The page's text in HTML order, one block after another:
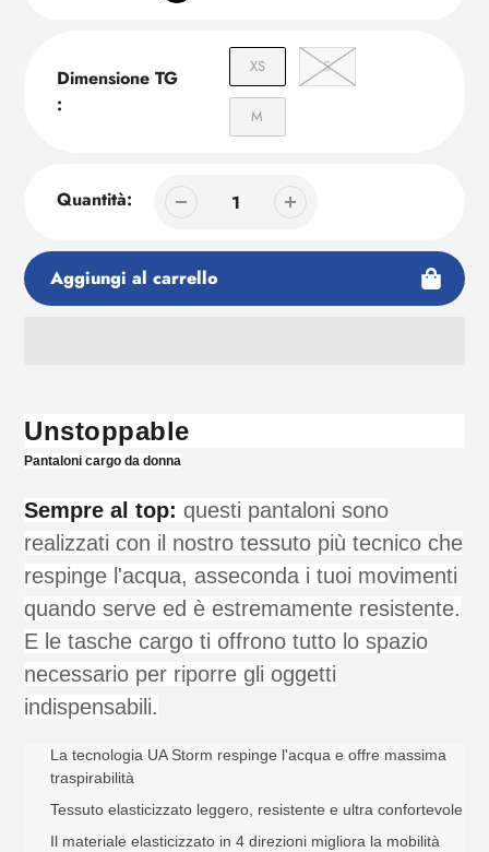
Dimensione TG
:
XS S
M
Quantità:
Aggiungi al carrello
prodotto
al
tuo
Unstoppable
Pantaloni cargo da donna
Sempre al top: questi pantaloni sono
realizzati con il nostro tessuto più tecnico che
respinge l'acqua, asseconda i tuoi movimenti
quando serve ed è estremamente resistente.
E le tasche cargo ti offrono tutto lo spazio
necessario per riporre gli oggetti
indispensabili.
La tecnologia UA Storm respinge l'acqua e offre massima
traspirabilità
Tessuto elasticizzato leggero, resistente e ultra confortevole
Il materiale elasticizzato in 4 direzioni migliora la mobilità